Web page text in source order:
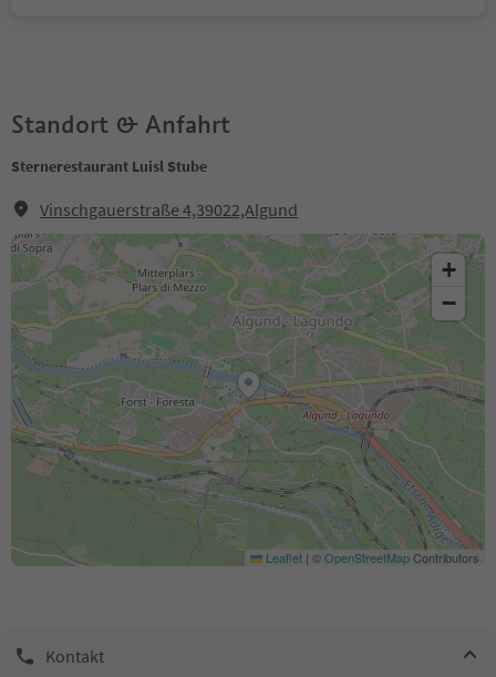
Standort & Anfahrt
Sternerestaurant Luisl Stube
Vinschgauerstraße 4,39022,Algund
+
−
Leaflet | ©OpenStreetMapContributors
Kontakt